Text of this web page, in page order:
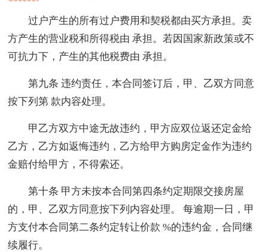
过户产生的所有过户费用和契税都由买方承担。卖
方产生的营业税和所得税由 承担。若因国家新政策或不
可抗力下，产生的其他税费由 承担。
第九条 违约责任，本合同签订后，甲、乙双方同意
按下列第 款内容处理。
甲乙方双方中途无故违约，甲方应双位返还定金给
乙方，乙方如返悔违约，乙方给甲方购房定金作为违约
金赔付给甲方，不得索还。
第十条 甲方未按本合同第四条约定期限交接房屋
的，甲、乙双方同意按下列内容处理。 每逾期一日，甲
方支付本合同第二条约定转让价款 %的违约金，合同继
续履行。